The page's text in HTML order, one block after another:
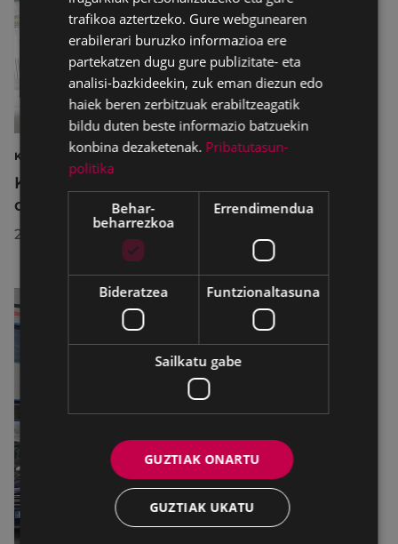
KIROLAK
Kirol-instalazioetako ordutegiak egokitu
dira abuztuan, hobekuntza-lanak egiteko
2026/07/29
trafikoa aztertzeko. Gure webgunearen
erabilerari buruzko informazioa ere
partekatzen dugu gure publizitate- eta
analisi-bazkideekin, zuk eman diezun edo
haiek beren zerbitzuak erabiltzeagatik
bildu duten beste informazio batzuekin
konbina dezaketenak. Pribatutasun-
politika
Behar-
beharrezkoa
Errendimendua
Bideratzea Funtzionaltasuna
Sailkatu gabe
GUZTIAK ONARTU
GUZTIAK UKATU